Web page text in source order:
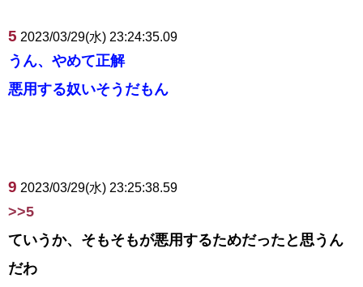
5 2023/03/29(水) 23:24:35.09
うん、やめて正解
悪用する奴いそうだもん
9 2023/03/29(水) 23:25:38.59
>>5
ていうか、そもそもが悪用するためだったと思うん
だわ